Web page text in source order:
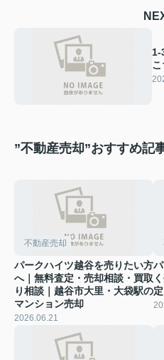
1-
の
”不動産売却”おすすめ記
不動産売却
パークハイツ越谷を売りたい方
へ｜無料査定・売却相談・買取
り相談｜越谷市大里・大袋駅の
マンション売却
2026.06.21